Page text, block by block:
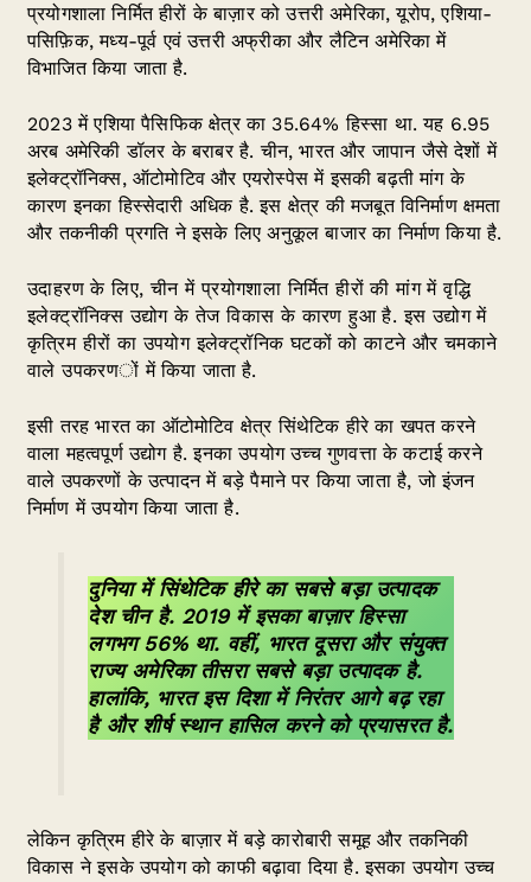
प्रयोगशाला निर्मित हीरों के बाज़ार को उत्तरी अमेरिका, यूरोप, एशिया-
पसिफ़िक, मध्य-पूर्व एवं उत्तरी अफ्रीका और लैटिन अमेरिका में
विभाजित किया जाता है.
2023 में एशिया पैसिफिक क्षेत्र का 35.64% हिस्सा था. यह 6.95
अरब अमेरिकी डॉलर के बराबर है. चीन, भारत और जापान जैसे देशों में
इलेक्ट्रॉनिक्स, ऑटोमोटिव और एयरोस्पेस में इसकी बढ़ती मांग के
कारण इनका हिस्सेदारी अधिक है. इस क्षेत्र की मजबूत विनिर्माण क्षमता
और तकनीकी प्रगति ने इसके लिए अनुकूल बाजार का निर्माण किया है.
उदाहरण के लिए, चीन में प्रयोगशाला निर्मित हीरों की मांग में वृद्धि
इलेक्ट्रॉनिक्स उद्योग के तेज विकास के कारण हुआ है. इस उद्योग में
कृत्रिम हीरों का उपयोग इलेक्ट्रॉनिक घटकों को काटने और चमकाने
वाले उपकरणों में किया जाता है.
इसी तरह भारत का ऑटोमोटिव क्षेत्र सिंथेटिक हीरे का खपत करने
वाला महत्वपूर्ण उद्योग है. इनका उपयोग उच्च गुणवत्ता के कटाई करने
वाले उपकरणों के उत्पादन में बड़े पैमाने पर किया जाता है, जो इंजन
निर्माण में उपयोग किया जाता है.
दुनिया में सिंथेटिक हीरे का सबसे बड़ा उत्पादक
देश चीन है. 2019 में इसका बाज़ार हिस्सा
लगभग 56% था. वहीं, भारत दूसरा और संयुक्त
राज्य अमेरिका तीसरा सबसे बड़ा उत्पादक है.
हालांकि, भारत इस दिशा में निरंतर आगे बढ़ रहा
है और शीर्ष स्थान हासिल करने को प्रयासरत है.
लेकिन कृत्रिम हीरे के बाज़ार में बड़े कारोबारी समूह और तकनिकी
विकास ने इसके उपयोग को काफी बढ़ावा दिया है. इसका उपयोग उच्च